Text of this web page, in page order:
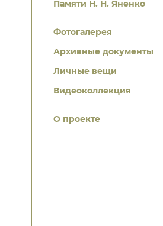
Памяти Н. Н. Яненко
Фотогалерея
Архивные документы
Личные вещи
Видеоколлекция
О проекте